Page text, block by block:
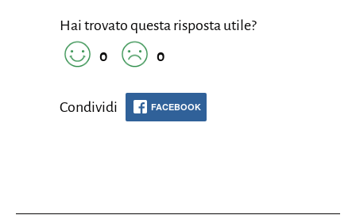
Hai trovato questa risposta utile?
0
0
Condividi FACEBOOK